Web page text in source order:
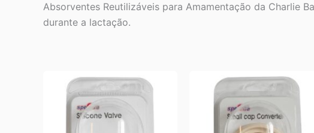
Absorventes Reutilizáveis para Amamentação da Charlie
durante a lactação.